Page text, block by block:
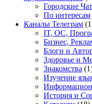
Городские
По интересам
Каналы Телеграм
IT, ОС,
Бизнес,
Блоги и
Здоровье и
Знакомства
Изучение
История и